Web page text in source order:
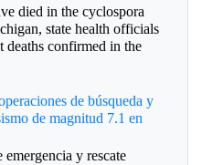
died in the cyclospora
state health officials
deaths confirmed in the
de búsqueda y
de magnitud 7.1 en
emergencia y rescate